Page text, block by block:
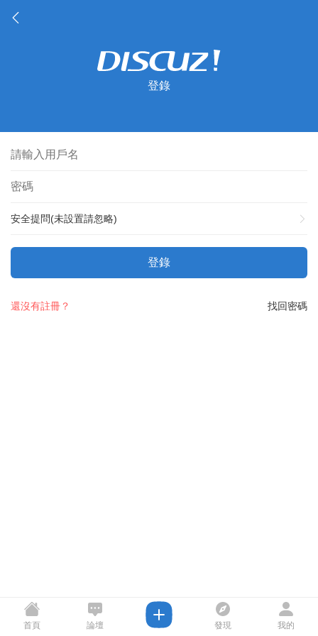
登錄
安全提問(未設置請忽略)
登錄
找回密碼
還沒有註冊？
首頁 論壇 發現 我的